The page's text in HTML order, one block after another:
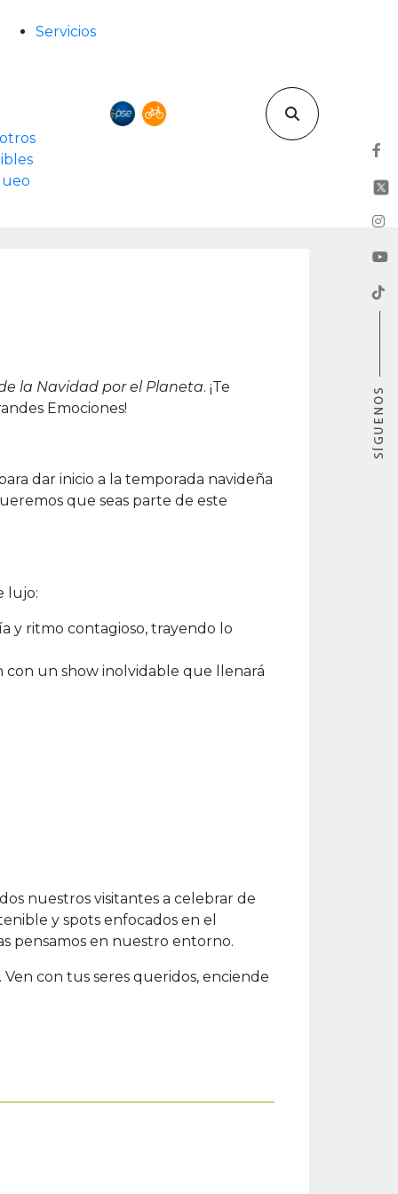
Servicios
la Navidad por el Planeta. ¡Te
Emociones!
dar inicio a la temporada navideña
que seas parte de este
lujo:
y ritmo contagioso, trayendo lo
con un show inolvidable que llenará
nuestros visitantes a celebrar de
y spots enfocados en el
pensamos en nuestro entorno.
con tus seres queridos, enciende